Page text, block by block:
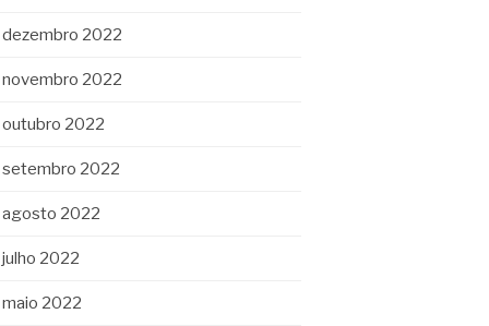
dezembro 2022
novembro 2022
outubro 2022
setembro 2022
agosto 2022
julho 2022
maio 2022